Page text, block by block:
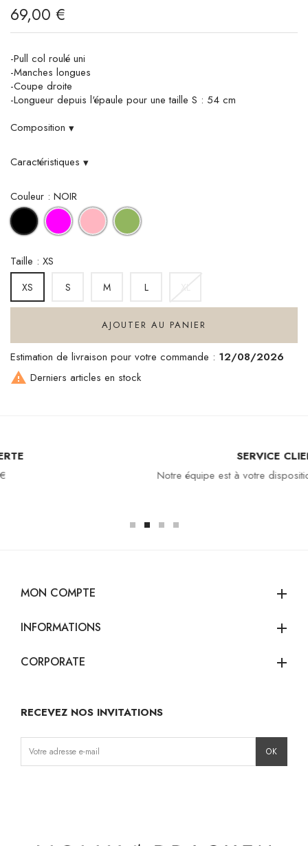
69,00 €
-Pull col roulé uni
-Manches longues
-Coupe droite
-Longueur depuis l'épaule pour une taille S : 54 cm
Composition ▾
Caractéristiques ▾
Couleur : NOIR
NOIR FUCHSIALIGHT
PINK
LIME
GREEN
Taille : XS
XS S M L
AJOUTER AU PANIER
Estimation de livraison pour votre commande : 12/08/2026
 Derniers articles en stock
Notre équipe est à votre disposition : 04 94 94 97 80
MON COMPTE add
INFORMATIONS add
CORPORATE add
RECEVEZ NOS INVITATIONS